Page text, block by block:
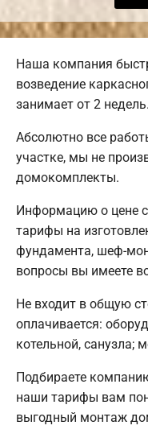
Наша компания
возведение
занимает от 2 недель.
Абсолютно все
участке, мы не
домокомплекты.
Информацию о цене
тарифы на
фундамента, шеф-
вопросы вы имеете
Не входит в общую
оплачивается:
котельной, санузла;
Подбираете
наши тарифы вам
выгодный монтаж